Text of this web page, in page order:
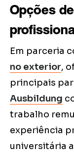
Opções
Em parceria
no exterior,
principais
Ausbildung
trabalho
experiência
universitária